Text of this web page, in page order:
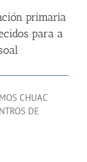
primaria
para a
CHUAC
DE